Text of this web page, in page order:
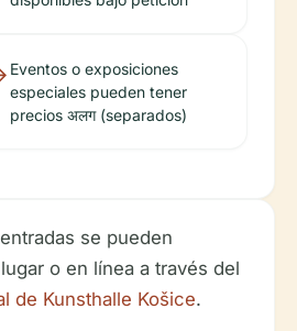
Eventos o exposiciones
especiales pueden tener
precios अलग (separados)
se pueden
o en línea a través del
de Kunsthalle Košice.